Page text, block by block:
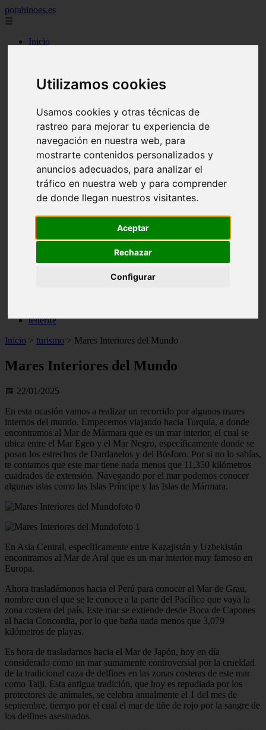
Utilizamos cookies
Usamos cookies y otras técnicas de
rastreo para mejorar tu experiencia de
navegación en nuestra web, para
mostrarte contenidos personalizados y
anuncios adecuados, para analizar el
tráfico en nuestra web y para comprender
de donde llegan nuestros visitantes.
Aceptar
Rechazar
Configurar
porahinoes.es
☰
Inicio
benidorm
c entre rios
c generalidades del pais
c mendoza
c neuquen
c provincias
c rio negro
c santa fe
c tucuman
destinos
lanzarote
tenerife
Inicio > turismo > Mares Interiores del Mundo
Mares Interiores del Mundo
📅 22/01/2025
En esta ocasión vamos a realizar un recorrido por algunos mares
internos del mundo. Empecemos viajando hacia Turquía, a donde
encontramos al Mar de Mármara que es un mar interior, el cual se
ubica entre el Mar Egeo y el Mar Negro, específicamente donde se
posan los estrechos de Dardanelos y del Bósforo. Por si no lo sabías,
te contamos que este mar tiene nada menos que 11,350 kilómetros
cuadrados de extensión. Navegando por el mar podemos conocer
algunas islas como las Islas Príncipe y las Islas de Mármara.
En Asia Central, específicamente entre Kazajistán y Uzbekistán
encontramos al Mar de Aral que es un mar interior muy famoso en
Europa.
Ahora trasladémonos hacia el Perú para conocer al Mar de Grau,
nombre con el que se le conoce a la parte del Pacífico que vaya la
zona costera del país. Este mar se extiende desde Boca de Capones
al hacia Concordia, por lo que baña nada menos que 3,079
kilómetros de playas.
Es hora de trasladarnos hacia el Mar de Japón, hoy en día
considerado como un mar sumamente controversial por la crueldad
de la tradicional caza de delfines en las zonas costeras de este mar
como Taiji. Esta antigua tradición, que hoy es repudiada por los
protectores de animales, se celebra anualmente el 1 del mes de
septiembre, tiempo por el cual el mar de tiñe de rojo por la sangre de
los delfines asesinados.